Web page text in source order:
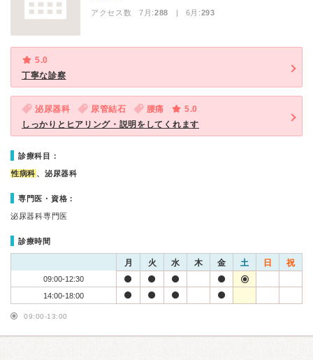
アクセス数 7月:288 | 6月:293
5.0
丁寧な診察
泌尿器科 尿管結石 腰痛
5.0
しっかりとヒアリング・説明をしてくれます
診療科目：
性病科 、泌尿器科
専門医・資格：
泌尿器科専門医
診療時間
月 火 水 木 金 土 日 祝
09:00-12:30
14:00-18:00
09:00-13:00